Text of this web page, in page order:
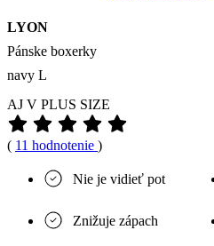
LYON
Pánske boxerky
navy L
AJ V PLUS SIZE
( 11 hodnotenie )
Nie je vidieť pot
Znižuje zápach